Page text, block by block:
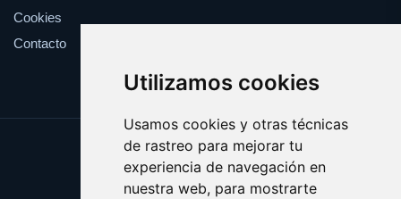
Utilizamos cookies
Usamos cookies y otras técnicas
de rastreo para mejorar tu
experiencia de navegación en
nuestra web, para mostrarte
Cookies
Contacto
Update cookies preferences
Copyright © 2025 cepas.es